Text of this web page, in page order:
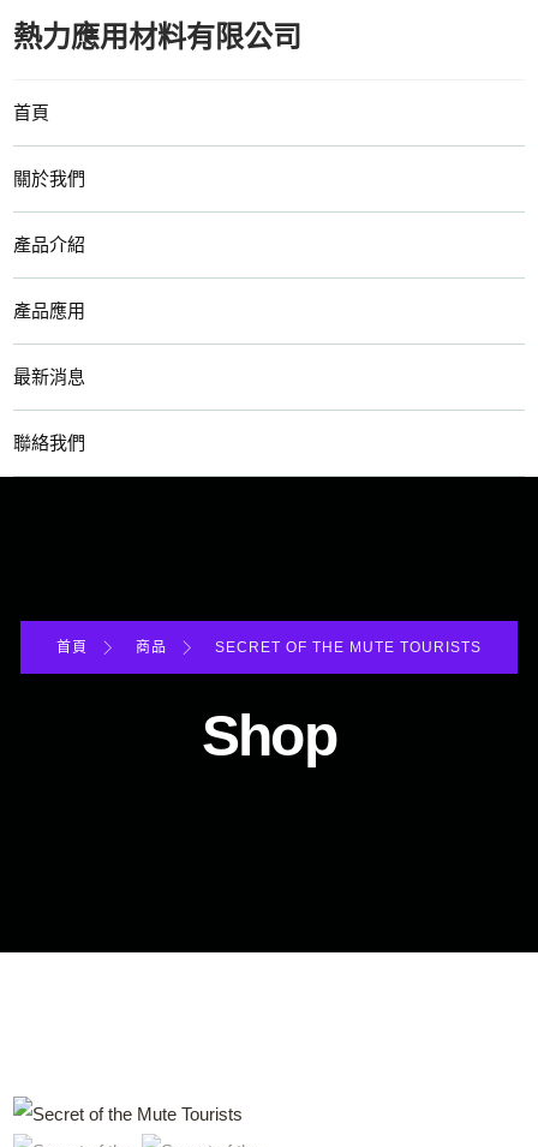
熱力應用材料有限公司
首頁
關於我們
產品介紹
產品應用
最新消息
聯絡我們
首頁 商品 SECRET OF THE MUTE TOURISTS
Shop